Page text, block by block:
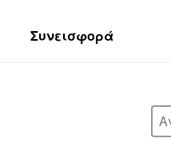
Συνεισφορά